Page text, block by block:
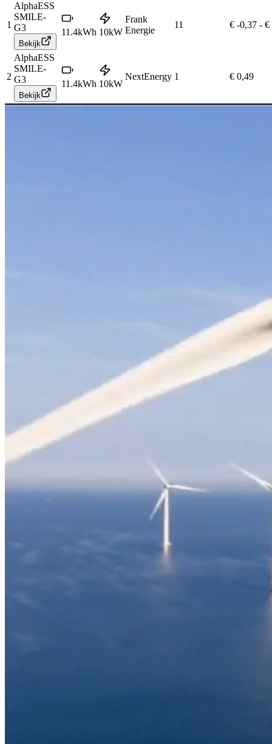
1
AlphaESS
SMILE-
G3
Bekijk
11.4kWh 10kW
Frank
Energie
11 € -0,37 - €
2
AlphaESS
SMILE-
G3
Bekijk
11.4kWh 10kW
NextEnergy 1 € 0,49